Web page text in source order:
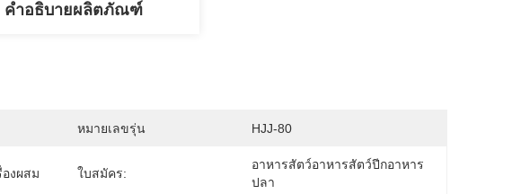
คำอธิบายผลิตภัณฑ์
หมายเลขรุ่น HJJ-80
องผสม ใบสมัคร:
อาหารสัตว์อาหารสัตว์ปีกอาหาร
ปลา